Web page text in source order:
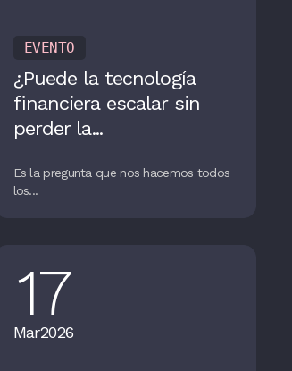
EVENTO
¿Puede la tecnología
financiera escalar sin
perder la...
Es la pregunta que nos hacemos todos
los...
17
Mar2026